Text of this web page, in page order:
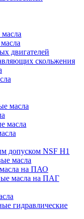
двигателей
скольжения
масла
масла
допуском NSF H1
масла
на ПАО
масла на ПАГ
гидравлические